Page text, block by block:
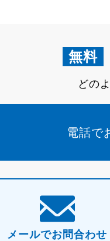
無料
どの
電話で
メールでお問合わせ